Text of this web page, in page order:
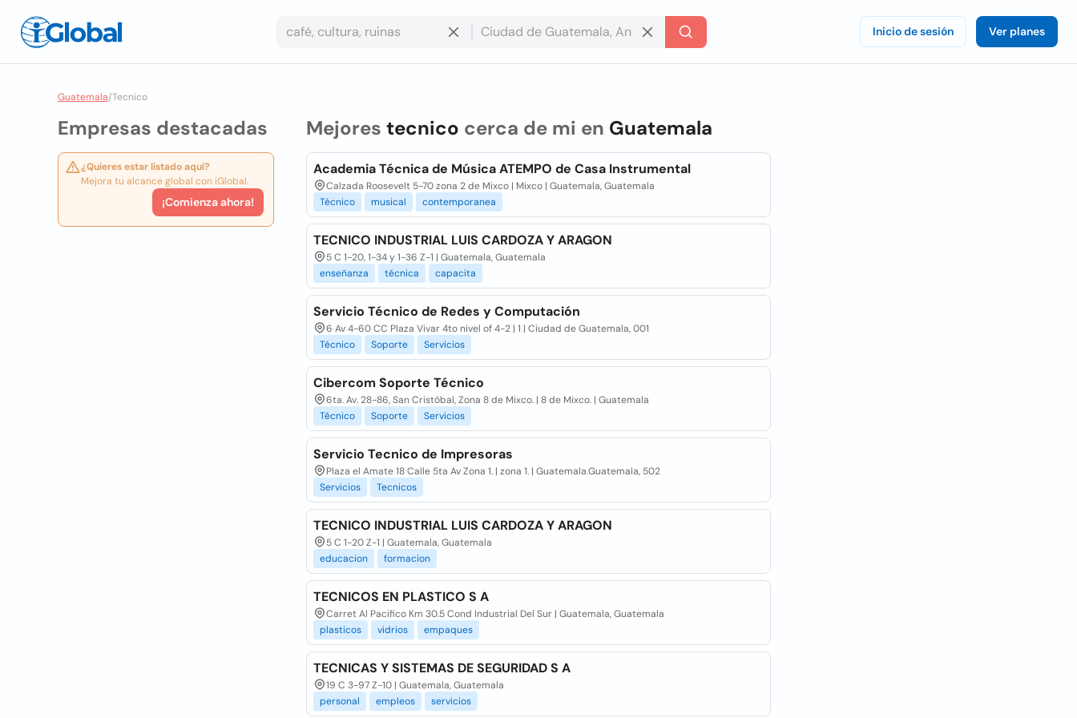
Inicio de sesión Ver planes
Guatemala/Tecnico
Empresas destacadas
¿Quieres estar listado aquí?
Mejora tu alcance global con iGlobal.
¡Comienza ahora!
Mejores tecnico cerca de mi en Guatemala
Academia Técnica de Música ATEMPO de Casa Instrumental
Calzada Roosevelt 5-70 zona 2 de Mixco | Mixco | Guatemala, Guatemala
Técnico
musical contemporanea
TECNICO INDUSTRIAL LUIS CARDOZA Y ARAGON
5 C 1-20, 1-34 y 1-36 Z-1 | Guatemala, Guatemala
enseñanza
técnica capacita
Servicio Técnico de Redes y Computación
6 Av 4-60 CC Plaza Vivar 4to nivel of 4-2 | 1 | Ciudad de Guatemala, 001
Técnico
Soporte Servicios
Cibercom Soporte Técnico
6ta. Av. 28-86, San Cristóbal, Zona 8 de Mixco. | 8 de Mixco. | Guatemala
Técnico
Soporte Servicios
Servicio Tecnico de Impresoras
Plaza el Amate 18 Calle 5ta Av Zona 1. | zona 1. | Guatemala.Guatemala, 502
Servicios
Tecnicos
TECNICO INDUSTRIAL LUIS CARDOZA Y ARAGON
5 C 1-20 Z-1 | Guatemala, Guatemala
educacion
formacion
TECNICOS EN PLASTICO S A
Carret Al Pacifico Km 30.5 Cond Industrial Del Sur | Guatemala, Guatemala
plasticos
vidrios empaques
TECNICAS Y SISTEMAS DE SEGURIDAD S A
19 C 3-97 Z-10 | Guatemala, Guatemala
personal
empleos servicios